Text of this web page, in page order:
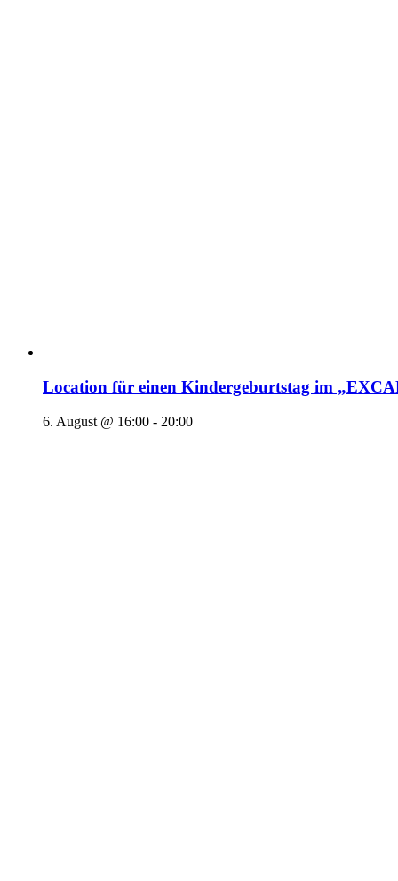
Location für einen Kindergeburtstag im
6. August @ 16:00 - 20:00